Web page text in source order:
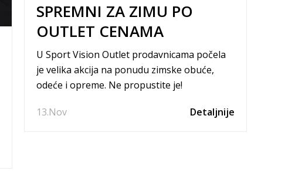
SPREMNI ZA ZIMU PO
OUTLET CENAMA
U Sport Vision Outlet prodavnicama počela
je velika akcija na ponudu zimske obuće,
odeće i opreme. Ne propustite je!
13.Nov Detaljnije